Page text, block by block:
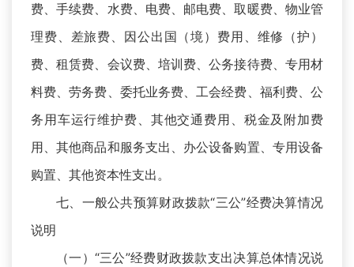
费、手续费、水费、电费、邮电费、取暖费、物业管
理费、差旅费、因公出国（境）费用、维修（护）
费、租赁费、会议费、培训费、公务接待费、专用材
料费、劳务费、委托业务费、工会经费、福利费、公
务用车运行维护费、其他交通费用、税金及附加费
用、其他商品和服务支出、办公设备购置、专用设备
购置、其他资本性支出。
七、一般公共预算财政拨款“三公”经费决算情况
说明
（一）“三公”经费财政拨款支出决算总体情况说